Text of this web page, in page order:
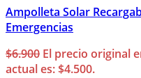
Ampolleta Solar
Emergencias
$6.900 El precio original
actual es: $4.500.